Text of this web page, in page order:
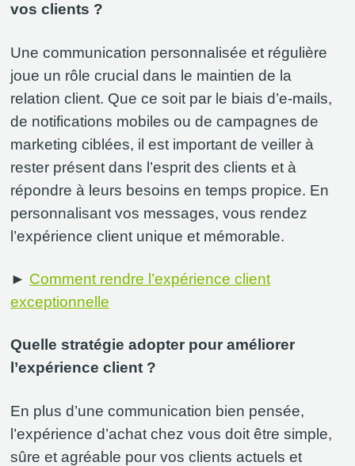
vos clients ?
Une communication personnalisée et régulière
joue un rôle crucial dans le maintien de la
relation client. Que ce soit par le biais d’e-mails,
de notifications mobiles ou de campagnes de
marketing ciblées, il est important de veiller à
rester présent dans l’esprit des clients et à
répondre à leurs besoins en temps propice. En
personnalisant vos messages, vous rendez
l’expérience client unique et mémorable.
► Comment rendre l’expérience client
exceptionnelle
Quelle stratégie adopter pour améliorer
l’expérience client ?
En plus d’une communication bien pensée,
l’expérience d’achat chez vous doit être simple,
sûre et agréable pour vos clients actuels et